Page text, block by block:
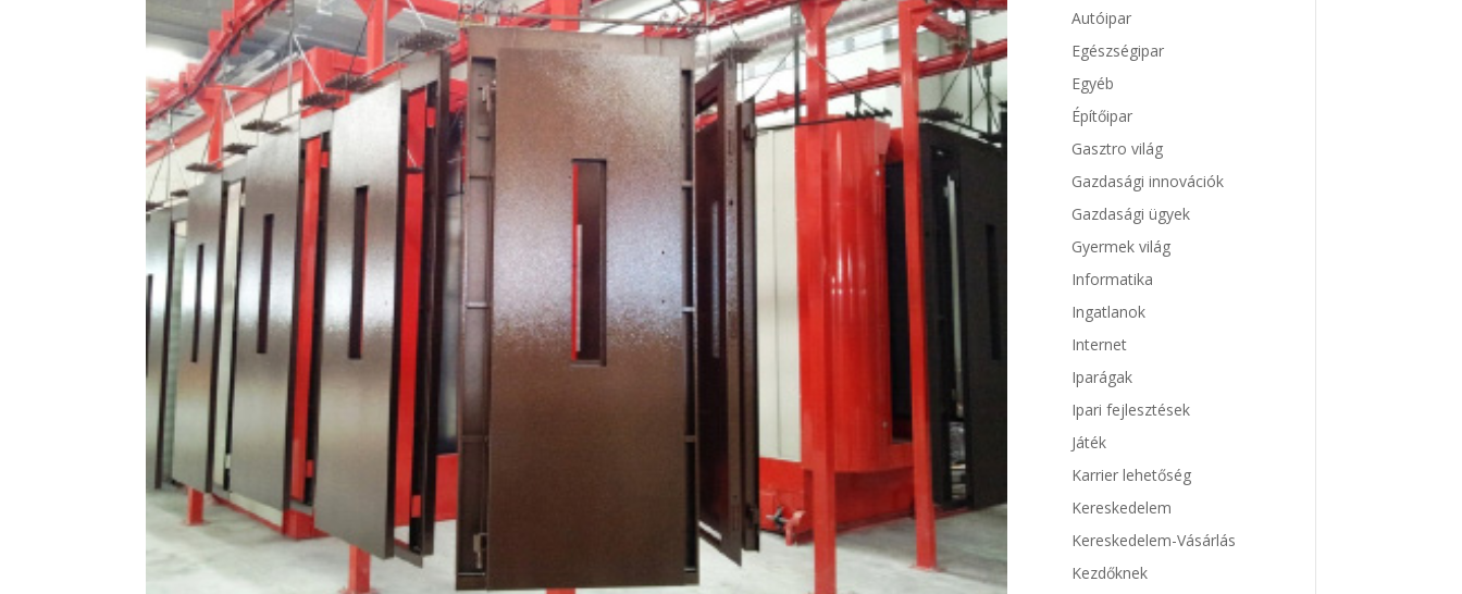
Autóipar
Egészségipar
Egyéb
Építőipar
Gasztro világ
Gazdasági innovációk
Gazdasági ügyek
Gyermek világ
Informatika
Ingatlanok
Internet
Iparágak
Ipari fejlesztések
Játék
Karrier lehetőség
Kereskedelem
Kereskedelem-Vásárlás
Kezdőknek